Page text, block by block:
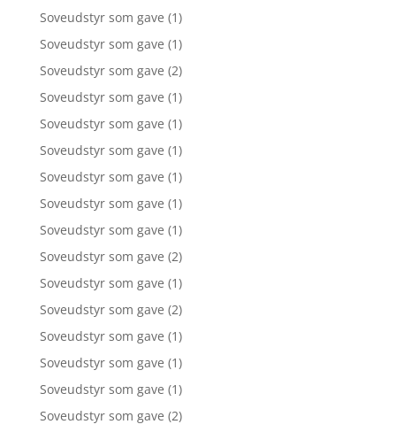
Soveudstyr som gave (1)
Soveudstyr som gave (1)
Soveudstyr som gave (2)
Soveudstyr som gave (1)
Soveudstyr som gave (1)
Soveudstyr som gave (1)
Soveudstyr som gave (1)
Soveudstyr som gave (1)
Soveudstyr som gave (1)
Soveudstyr som gave (2)
Soveudstyr som gave (1)
Soveudstyr som gave (2)
Soveudstyr som gave (1)
Soveudstyr som gave (1)
Soveudstyr som gave (1)
Soveudstyr som gave (2)